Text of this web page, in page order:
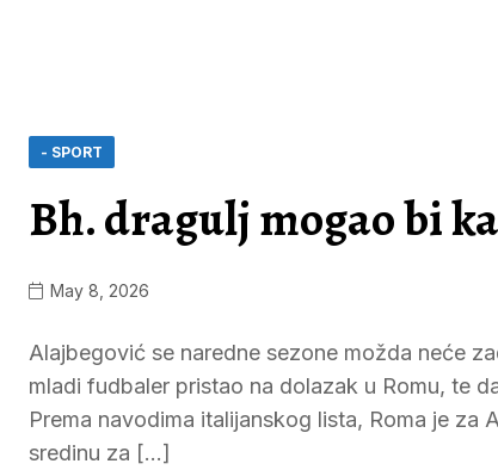
- SPORT
Bh. dragulj mogao bi
May 8, 2026
Alajbegović se naredne sezone možda neće
mladi fudbaler pristao na dolazak u Romu, te
Prema navodima italijanskog lista, Roma je
sredinu za […]